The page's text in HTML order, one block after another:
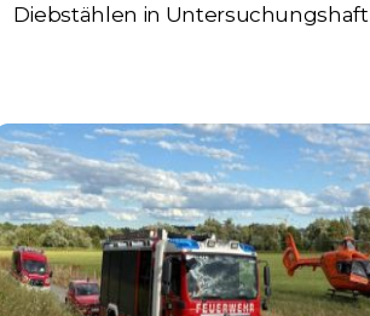
Diebstählen in Untersuchungshaft